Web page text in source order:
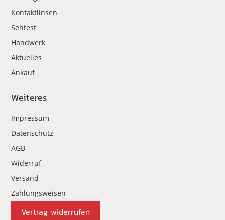
Kontaktlinsen
Sehtest
Handwerk
Aktuelles
Ankauf
Weiteres
Impressum
Datenschutz
AGB
Widerruf
Versand
Zahlungsweisen
Vertrag widerrufen